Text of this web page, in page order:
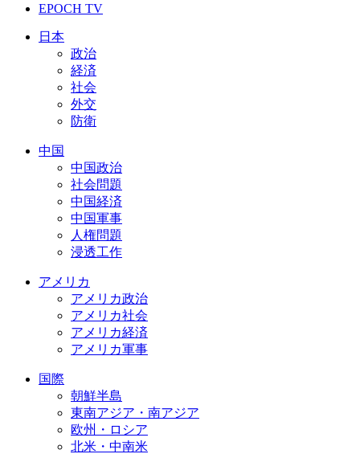
EPOCH TV
日本
政治
経済
社会
外交
防衛
中国
中国政治
社会問題
中国経済
中国軍事
人権問題
浸透工作
アメリカ
アメリカ政治
アメリカ社会
アメリカ経済
アメリカ軍事
国際
朝鮮半島
東南アジア・南アジア
欧州・ロシア
北米・中南米